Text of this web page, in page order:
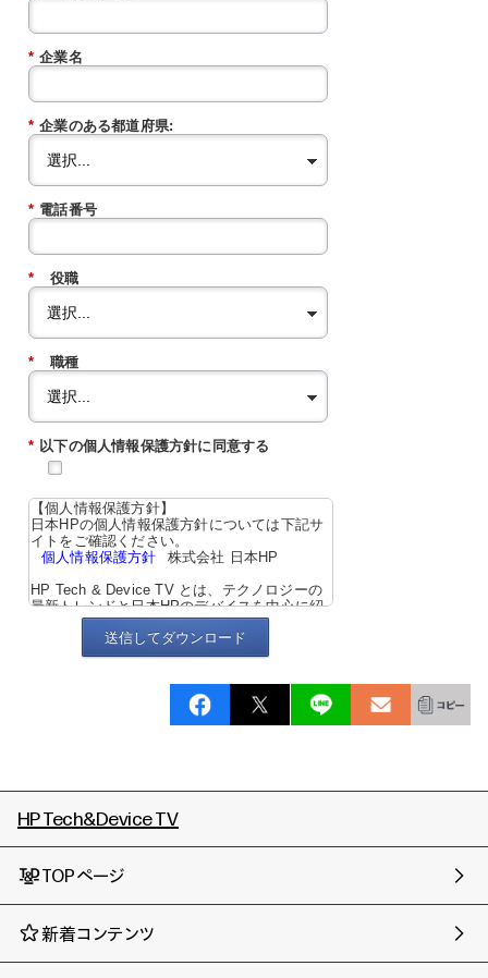
* 企業名
* 企業のある都道府県:
* 電話番号
* 役職
* 職種
* 以下の個人情報保護方針に同意する
【個人情報保護方針】
日本HPの個人情報保護方針については下記サ
イトをご確認ください。
株式会社 日本HP
個人情報保護方針
HP Tech & Device TV とは、テクノロジーの
最新トレンドと日本HPのデバイスを中心に紹
介するサイトです。
送信してダウンロード
HP Tech&Device TV
TOPページ
新着コンテンツ